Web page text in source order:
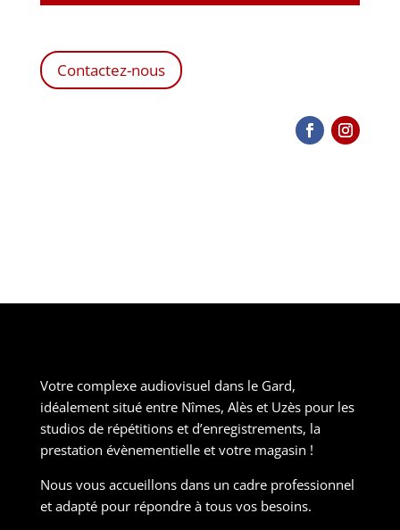
Contactez-nous
Votre complexe audiovisuel dans le Gard,
idéalement situé entre Nîmes, Alès et Uzès pour les
studios de répétitions et d’enregistrements, la
prestation évènementielle et votre magasin !
Nous vous accueillons dans un cadre professionnel
et adapté pour répondre à tous vos besoins.